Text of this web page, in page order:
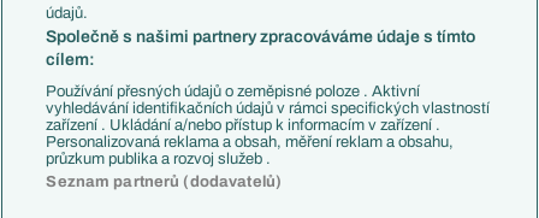
Chelsea FC
Manchester United
AC Milán
Juventus FC
Bayern Mnichov
FC Barcelona
Real Madrid
údajů.
Společně s našimi partnery zpracováváme údaje s tímto
cílem:
Používání přesných údajů o zeměpisné poloze . Aktivní
vyhledávání identifikačních údajů v rámci specifických vlastností
zařízení . Ukládání a/nebo přístup k informacím v zařízení .
Personalizovaná reklama a obsah, měření reklam a obsahu,
průzkum publika a rozvoj služeb .
Seznam partnerů (dodavatelů)